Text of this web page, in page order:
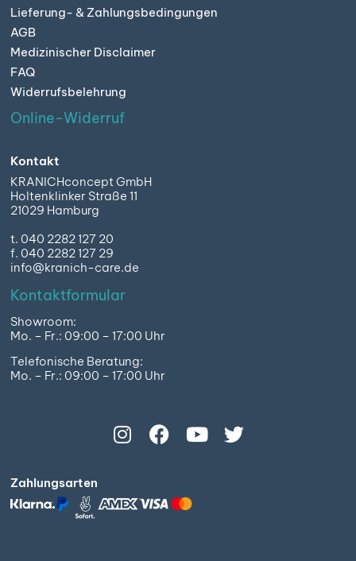
Lieferung- & Zahlungsbedingungen
AGB
Medizinischer Disclaimer
FAQ
Widerrufsbelehrung
Online-Widerruf
Kontakt
KRANICHconcept GmbH
Holtenklinker Straße 11
21029 Hamburg
t. 040 2282 127 20
f. 040 2282 127 29
info@kranich-care.de
Kontaktformular
Showroom:
Mo. – Fr.: 09:00 – 17:00 Uhr
Telefonische Beratung:
Mo. – Fr.: 09:00 – 17:00 Uhr
Zahlungsarten